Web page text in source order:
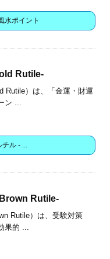
水ポイント
Rutile-
Rutile）は、「金運・財運
ン ...
ル - ...
Rutile-
Rutile）は、受験対策
果的 ...